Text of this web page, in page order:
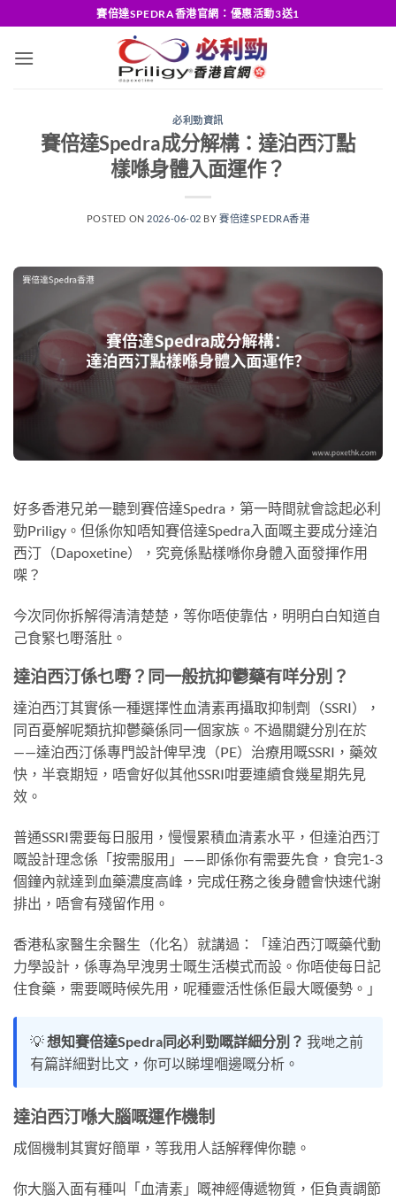
content
賽倍達SPEDRA香港官網：優惠活動3送1
必利勁資訊
賽倍達Spedra成分解構：達泊西汀點
樣喺身體入面運作？
POSTED ON 2026-06-02 BY賽倍達SPEDRA香港
好多香港兄弟一聽到賽倍達Spedra，第一時間就會諗起必利
勁Priligy。但係你知唔知賽倍達Spedra入面嘅主要成分達泊
西汀（Dapoxetine），究竟係點樣喺你身體入面發揮作用
㗎？
今次同你拆解得清清楚楚，等你唔使靠估，明明白白知道自
己食緊乜嘢落肚。
達泊西汀係乜嘢？同一般抗抑鬱藥有咩分別？
達泊西汀其實係一種選擇性血清素再攝取抑制劑（SSRI），
同百憂解呢類抗抑鬱藥係同一個家族。不過關鍵分別在於
——達泊西汀係專門設計俾早洩（PE）治療用嘅SSRI，藥效
快，半衰期短，唔會好似其他SSRI咁要連續食幾星期先見
效。
普通SSRI需要每日服用，慢慢累積血清素水平，但達泊西汀
嘅設計理念係「按需服用」——即係你有需要先食，食完1-3
個鐘內就達到血藥濃度高峰，完成任務之後身體會快速代謝
排出，唔會有殘留作用。
香港私家醫生余醫生（化名）就講過：「達泊西汀嘅藥代動
力學設計，係專為早洩男士嘅生活模式而設。你唔使每日記
住食藥，需要嘅時候先用，呢種靈活性係佢最大嘅優勢。」
💡想知賽倍達Spedra同必利勁嘅詳細分別？ 我哋之前
有篇詳細對比文，你可以睇埋嗰邊嘅分析。
達泊西汀喺大腦嘅運作機制
成個機制其實好簡單，等我用人話解釋俾你聽。
你大腦入面有種叫「血清素」嘅神經傳遞物質，佢負責調節